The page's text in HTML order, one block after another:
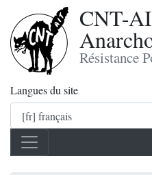
CNT-
Résistance
Langues du site